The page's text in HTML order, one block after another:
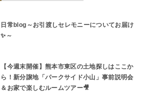
日常blog～お引渡しセレモニーについてお届け
✨～
【今週末開催】熊本市東区の土地探しはここか
ら！新分譲地「パークサイド小山」事前説明会
＆お家で楽しむルームツアー🎥